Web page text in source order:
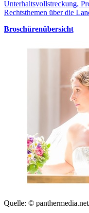
Unterhaltsvollstreckung,
Rechtsthemen über die
Broschürenübersicht
Quelle: ©